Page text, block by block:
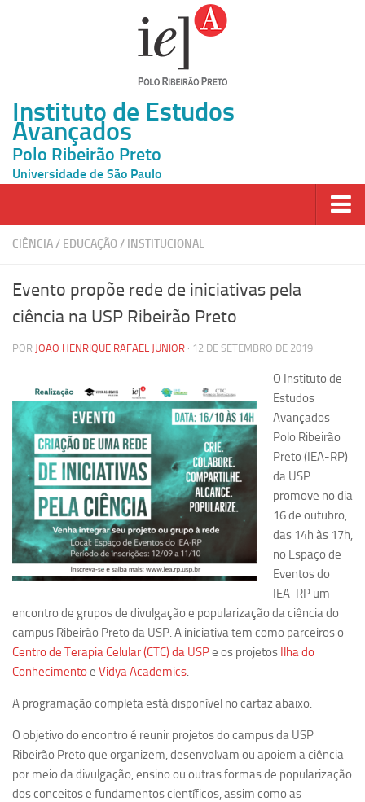
Instituto de Estudos
Avançados
Polo Ribeirão Preto
Universidade de São Paulo
Página Inicial
Inscrição
Pesquisa
Grupos de Estudo
Carreira Docente de Impacto
Ciência, Arte, Educação e Sociedade: CienArtES
Grupo de Estudos Avançados em Tecnologia e Informação
em Saúde com foco em Populações Vulneráveis
(Confluencia)
Grupos de estudo encerrados
Criminologia Experimental e Segurança Pública
Direito e Tecnologia (Tech Law)
Grupo de Pesquisa GPUBLIC – Centro de Estudos em Gestão
Grupos de pesquisa encerrados
Ano Sabático
Daniel Domingues dos Santos
Programas Ano Sabático Encerrados
CIÊNCIA/ EDUCAÇÃO/ INSTITUCIONAL
Evento propõe rede de iniciativas pela
ciência na USP Ribeirão Preto
POR JOAO HENRIQUE RAFAEL JUNIOR · 12 DE SETEMBRO DE 2019
O Instituto de
Estudos
Avançados
Polo Ribeirão
Preto (IEA-RP)
da USP
promove no dia
16 de outubro,
das 14h às 17h,
no Espaço de
Eventos do
IEA-RP um
encontro de grupos de divulgação e popularização da ciência do
campus Ribeirão Preto da USP. A iniciativa tem como parceiros o
Centro de Terapia Celular (CTC) da USPe os projetos Ilha do
Conhecimentoe Vidya Academics.
A programação completa está disponível no cartaz abaixo.
O objetivo do encontro é reunir projetos do campus da USP
Ribeirão Preto que organizem, desenvolvam ou apoiem a ciência
por meio da divulgação, ensino ou outras formas de popularização
dos conceitos e fundamentos científicos, assim como as